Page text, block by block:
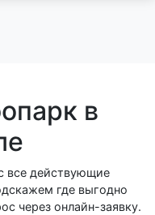
в
все действующие
где выгодно
через онлайн-заявку.